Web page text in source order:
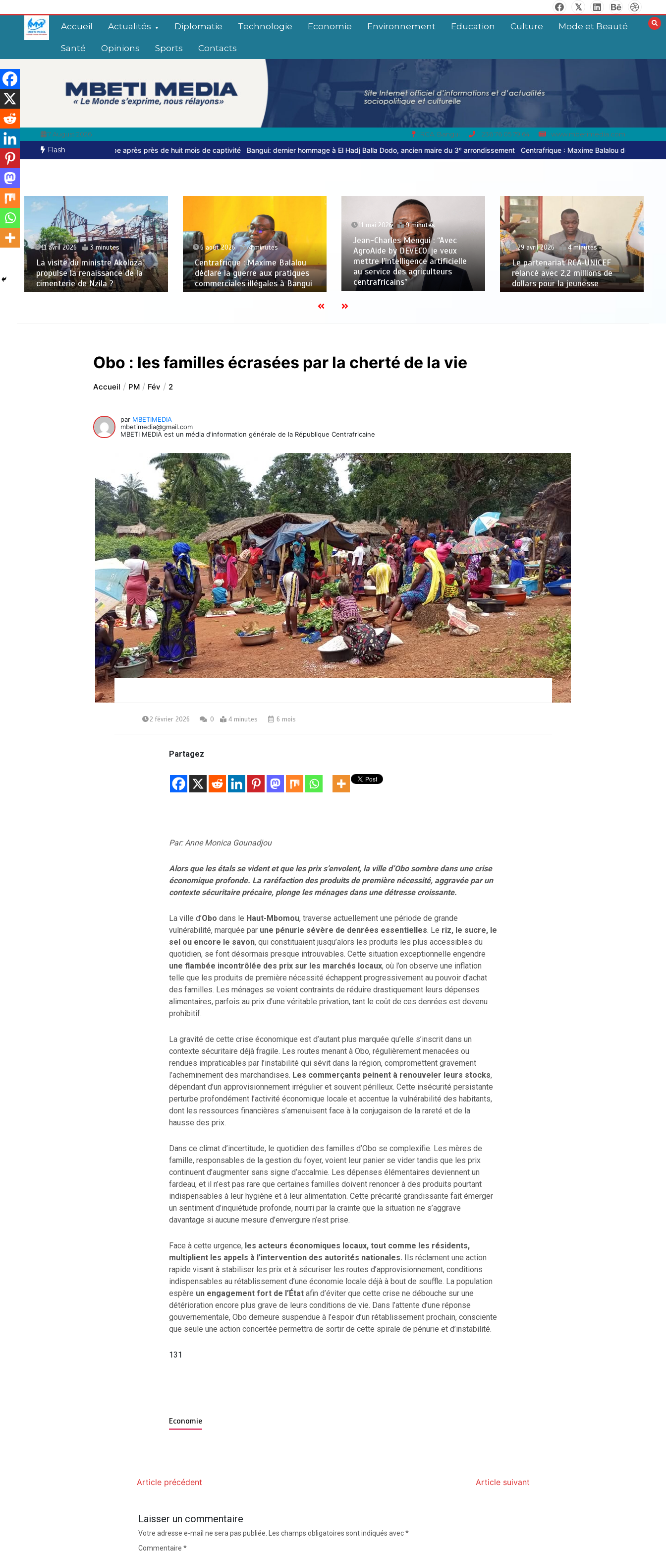
Accueil Actualités Diplomatie Technologie Economie Environnement Education Culture Mode et Beauté
Santé Opinions Sports Contacts
7 August 2026 RCA, Bangui 236 76 05 79 64 www.mbetimedia.com
Flash
après près de huit mois de captivité Bangui: dernier hommage à El Hadj Balla Dodo, ancien maire du 3ᵉ arrondissement Centrafrique : Maxime Balalou déclare la guerre aux pratiques
11 avril 2026 3 minutes
La visite du ministre Akoloza
propulse la renaissance de la
cimenterie de Nzila ?
6 août 2026 4 minutes
Centrafrique : Maxime Balalou
déclare la guerre aux pratiques
commerciales illégales à Bangui
11 mai 2026 9 minutes
Jean-Charles Mengui : “Avec
AgroAide by DEVECO, je veux
mettre l’intelligence artificielle
au service des agriculteurs
centrafricains”
29 avril 2026 4 minutes
Le partenariat RCA‑UNICEF
relancé avec 2,2 millions de
dollars pour la jeunesse
Obo : les familles écrasées par la cherté de la vie
Accueil PM Fév 2
par MBETIMEDIA
mbetimedia@gmail.com
MBETI MEDIA est un média d'information générale de la République Centrafricaine
2 février 2026 0 4 minutes 6 mois
Partagez
Par: Anne Monica Gounadjou
Alors que les étals se vident et que les prix s’envolent, la ville d’Obo sombre dans une crise
économique profonde. La raréfaction des produits de première nécessité, aggravée par un
contexte sécuritaire précaire, plonge les ménages dans une détresse croissante.
La ville d’Obo dans le Haut-Mbomou, traverse actuellement une période de grande
vulnérabilité, marquée par une pénurie sévère de denrées essentielles. Le riz, le sucre, le
sel ou encore le savon, qui constituaient jusqu’alors les produits les plus accessibles du
quotidien, se font désormais presque introuvables. Cette situation exceptionnelle engendre
une flambée incontrôlée des prix sur les marchés locaux, où l’on observe une inflation
telle que les produits de première nécessité échappent progressivement au pouvoir d’achat
des familles. Les ménages se voient contraints de réduire drastiquement leurs dépenses
alimentaires, parfois au prix d’une véritable privation, tant le coût de ces denrées est devenu
prohibitif.
La gravité de cette crise économique est d’autant plus marquée qu’elle s’inscrit dans un
contexte sécuritaire déjà fragile. Les routes menant à Obo, régulièrement menacées ou
rendues impraticables par l’instabilité qui sévit dans la région, compromettent gravement
l’acheminement des marchandises. Les commerçants peinent à renouveler leurs stocks,
dépendant d’un approvisionnement irrégulier et souvent périlleux. Cette insécurité persistante
perturbe profondément l’activité économique locale et accentue la vulnérabilité des habitants,
dont les ressources financières s’amenuisent face à la conjugaison de la rareté et de la
hausse des prix.
Dans ce climat d’incertitude, le quotidien des familles d’Obo se complexifie. Les mères de
famille, responsables de la gestion du foyer, voient leur panier se vider tandis que les prix
continuent d’augmenter sans signe d’accalmie. Les dépenses élémentaires deviennent un
fardeau, et il n’est pas rare que certaines familles doivent renoncer à des produits pourtant
indispensables à leur hygiène et à leur alimentation. Cette précarité grandissante fait émerger
un sentiment d’inquiétude profonde, nourri par la crainte que la situation ne s’aggrave
davantage si aucune mesure d’envergure n’est prise.
Face à cette urgence, les acteurs économiques locaux, tout comme les résidents,
multiplient les appels à l’intervention des autorités nationales. Ils réclament une action
rapide visant à stabiliser les prix et à sécuriser les routes d’approvisionnement, conditions
indispensables au rétablissement d’une économie locale déjà à bout de souffle. La population
espère un engagement fort de l’Étatafin d’éviter que cette crise ne débouche sur une
détérioration encore plus grave de leurs conditions de vie. Dans l’attente d’une réponse
gouvernementale, Obo demeure suspendue à l’espoir d’un rétablissement prochain, consciente
que seule une action concertée permettra de sortir de cette spirale de pénurie et d’instabilité.
131
Economie
Article précédent Article suivant
Laisser un commentaire
Votre adresse e-mail ne sera pas publiée. Les champs obligatoires sont indiqués avec*
Commentaire *